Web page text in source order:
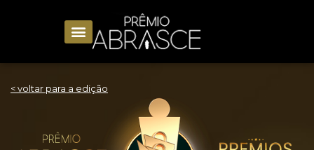
< voltar para a edição